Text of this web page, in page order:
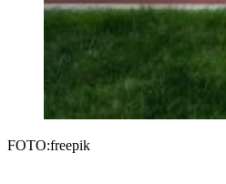
FOTO:freepik